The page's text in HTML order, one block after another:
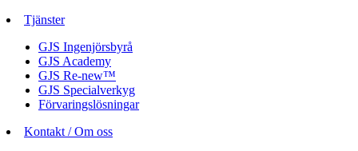
Tjänster
GJS Ingenjörsbyrå
GJS Academy
GJS Re-new™
GJS Specialverkyg
Förvaringslösningar
Kontakt / Om oss